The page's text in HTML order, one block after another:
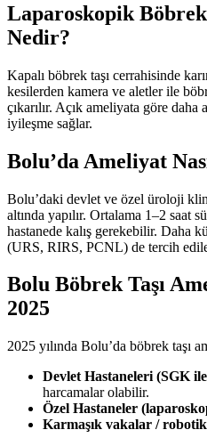
Laparoskopik Böbrek
Nedir?
Kapalı böbrek taşı cerrahisinde
kesilerden kamera ve aletler ile
çıkarılır. Açık ameliyata göre daha
iyileşme sağlar.
Bolu’da Ameliyat
Bolu’daki devlet ve özel üroloji
altında yapılır. Ortalama 1–2 saat
hastanede kalış gerekebilir. Daha
(URS, RIRS, PCNL) de tercih
Bolu Böbrek Taşı
2025
2025 yılında Bolu’da böbrek taşı
Devlet Hastaneleri (SGK
harcamalar olabilir.
Özel Hastaneler
Karmaşık vakalar /